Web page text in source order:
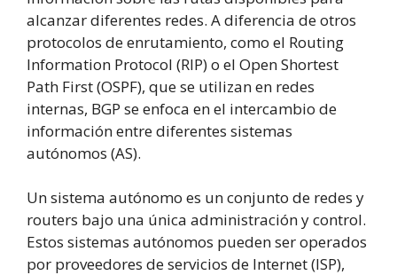
alcanzar diferentes redes. A diferencia de otros
protocolos de enrutamiento, como el Routing
Information Protocol (RIP) o el Open Shortest
Path First (OSPF), que se utilizan en redes
internas, BGP se enfoca en el intercambio de
información entre diferentes sistemas
autónomos (AS).
Un sistema autónomo es un conjunto de redes y
routers bajo una única administración y control.
Estos sistemas autónomos pueden ser operados
por proveedores de servicios de Internet (ISP),